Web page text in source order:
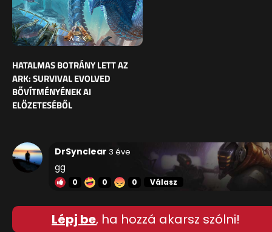
HATALMAS BOTRÁNY LETT AZ
ARK: SURVIVAL EVOLVED
BŐVÍTMÉNYÉNEK AI
ELŐZETESÉBŐL
DrSynclear 3 éve
gg
0 0 0 Válasz
Lépj be, ha hozzá akarsz szólni!